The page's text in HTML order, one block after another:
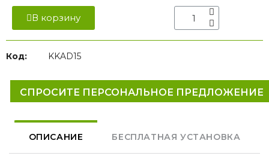
В корзину
Код: KKAD15
СПРОСИТЕ ПЕРСОНАЛЬНОЕ ПРЕДЛОЖЕНИЕ
ОПИСАНИЕ БЕСПЛАТНАЯ УСТАНОВКА